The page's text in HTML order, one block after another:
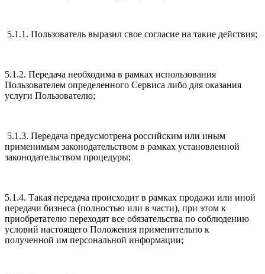
5.1.1. Пользователь выразил свое согласие на такие действия;
5.1.2. Передача необходима в рамках использования
Пользователем определенного Сервиса либо для оказания
услуги Пользователю;
5.1.3. Передача предусмотрена российским или иным
применимым законодательством в рамках установленной
законодательством процедуры;
5.1.4. Такая передача происходит в рамках продажи или иной
передачи бизнеса (полностью или в части), при этом к
приобретателю переходят все обязательства по соблюдению
условий настоящего Положения применительно к
полученной им персональной информации;